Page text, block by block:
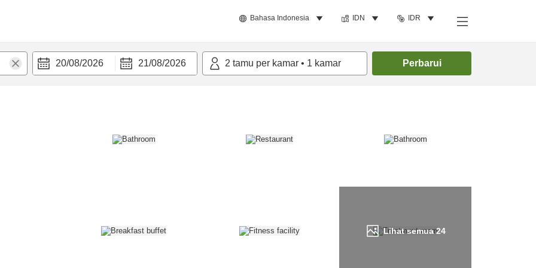
Bahasa Indonesia IDN IDR
20/08/2026 21/08/2026 2 tamu per kamar • 1 kamar Perbarui
Lihat semua24
Cari kamar